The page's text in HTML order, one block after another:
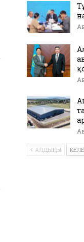
АЛДЫҢҒЫ